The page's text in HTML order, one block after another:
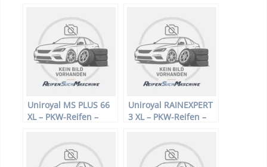
Uniroyal MS PLUS 66
XL – PKW-Reifen –
Winterreifen
Uniroyal RAINEXPERT
3 XL – PKW-Reifen –
Sommerreifen